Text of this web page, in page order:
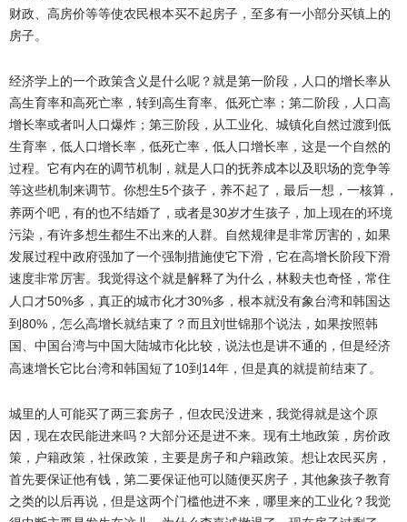
财政、高房价等等使农民根本买不起房子，至多有一小部分买镇上的
房子。
经济学上的一个政策含义是什么呢？就是第一阶段，人口的增长率从
高生育率和高死亡率，转到高生育率、低死亡率；第二阶段，人口高
增长率或者叫人口爆炸；第三阶段，从工业化、城镇化自然过渡到低
生育率，低人口增长率，低死亡率，低人口增长率，这是一个自然的
过程。它有内在的调节机制，就是人口的抚养成本以及职场的竞争等
等这些机制来调节。你想生5个孩子，养不起了，最后一想，一核算，
养两个吧，有的也不结婚了，或者是30岁才生孩子，加上现在的环境
污染，有许多想生都生不出来的人群。自然规律是非常厉害的，如果
发展过程中政府强加了一个强制措施使它下滑，它在高增长阶段下滑
速度非常厉害。我觉得这个就是解释了为什么，林毅夫也奇怪，常住
人口才50%多，真正的城市化才30%多，根本就没有象台湾和韩国达
到 80%，怎么高增长就结束了？而且刘世锦那个说法，如果按照韩
国、中国台湾与中国大陆城市化比较，说法也是讲不通的，但是经济
高速增长它比台湾和韩国短了 10到 14年，但是真的就提前结束了。
城里的人可能买了两三套房子，但农民没进来，我觉得就是这个原
因，现在农民能进来吗？大部分还是进不来。现有土地政策，房价政
策，户籍政策，社保政策，主要是房子和户籍政策。想让农民买房，
首先要保证他有钱，第二要保证他可以随便买房子，其他象孩子教育
之类的以后再说，但是这两个门槛他进不来，哪里来的工业化？我觉